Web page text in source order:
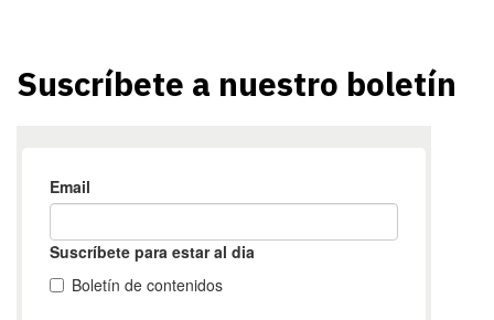
Suscríbete a nuestro boletín